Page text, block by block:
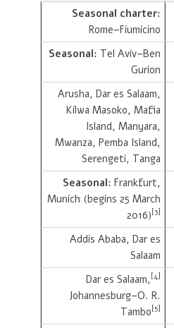
Seasonal charter:
Rome–Fiumicino
Seasonal: Tel Aviv–Ben
Gurion
Arusha, Dar es Salaam,
Kilwa Masoko, Mafia
Island, Manyara,
Mwanza, Pemba Island,
Serengeti, Tanga
Seasonal: Frankfurt,
Munich (begins 25 March
2016) [3]
Addis Ababa, Dar es
Salaam
Dar es Salaam, [4]
Johannesburg–O. R.
Tambo [5]